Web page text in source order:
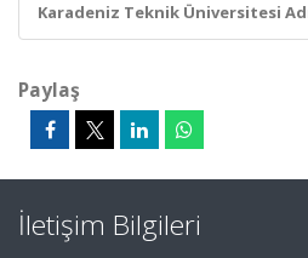
Karadeniz Teknik Üniversitesi
Paylaş
İletişim Bilgileri